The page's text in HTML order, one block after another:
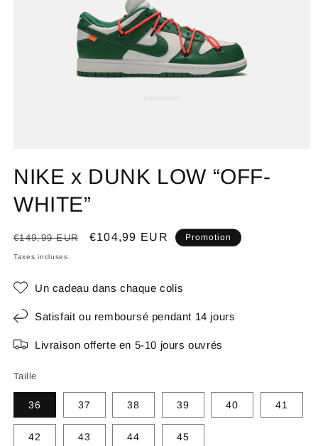
NIKE x DUNK LOW “OFF-
WHITE”
Prix
habituel
€149,99 EUR
Prix
€104,99 EUR Promotion
Taxes incluses.
Un cadeau dans chaque colis
Satisfait ou remboursé pendant 14 jours
Livraison offerte en 5-10 jours ouvrés
Taille
36 37 38 39 40 41
42 43 44 45